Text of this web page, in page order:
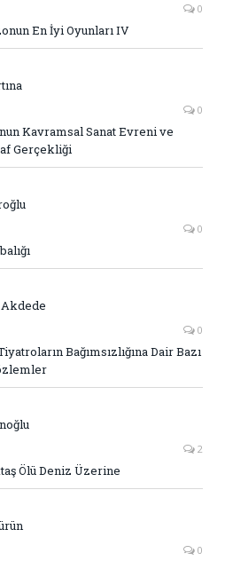
0
En İyi Oyunları IV
0
Kavramsal Sanat Evreni ve
Gerçekliği
0
0
Bağımsızlığına Dair Bazı
2
Ölü Deniz Üzerine
0